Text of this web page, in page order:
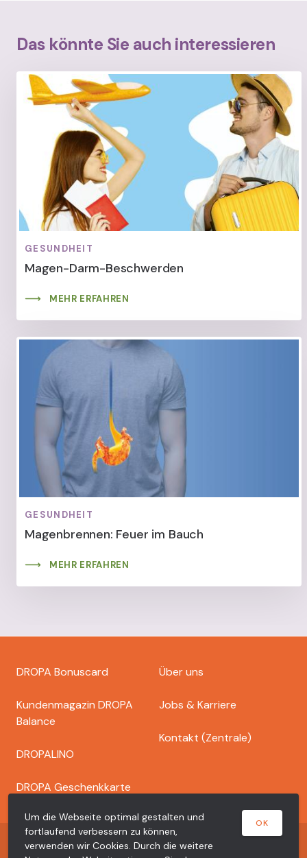
Das könnte Sie auch interessieren
GESUNDHEIT
Magen-Darm-Beschwerden
MEHR ERFAHREN
GESUNDHEIT
Magenbrennen: Feuer im Bauch
MEHR ERFAHREN
Footer
dropa
DROPA Bonuscard
Kundenmagazin DROPA
Balance
DROPALINO
DROPA Geschenkkarte
Über uns
Jobs & Karriere
Kontakt (Zentrale)
Copyright © 2026 Dr. Bähler Dropa AG
Um die Webseite optimal gestalten und
fortlaufend verbessern zu können,
verwenden wir Cookies. Durch die weitere
OK